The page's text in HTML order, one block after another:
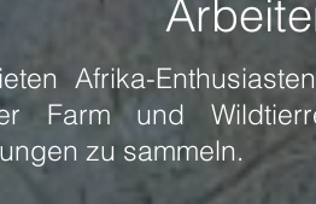
Afrika-
Farm und
zu sammeln.